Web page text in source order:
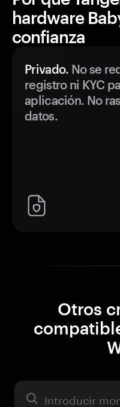
hardware
confianza
Privado. No se
registro ni KYC
aplicación. No
datos.
Otros
Activo